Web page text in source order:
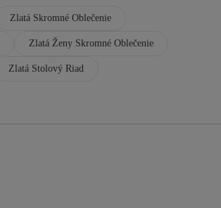
Zlatá Skromné Oblečenie
Zlatá Ženy Skromné Oblečenie
Zlatá Stolový Riad